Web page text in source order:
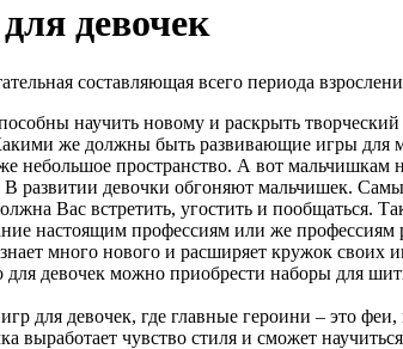
девочек
составляющая всего периода
научить новому и раскрыть
же должны быть развивающие игры для
небольшое пространство. А вот мальчишкам
В развитии девочки обгоняют мальчишек.
Вас встретить, угостить и пообщаться.
настоящим профессиям или же
много нового и расширяет кружок своих
для девочек можно приобрести наборы для
для девочек, где главные героини – это
выработает чувство стиля и сможет